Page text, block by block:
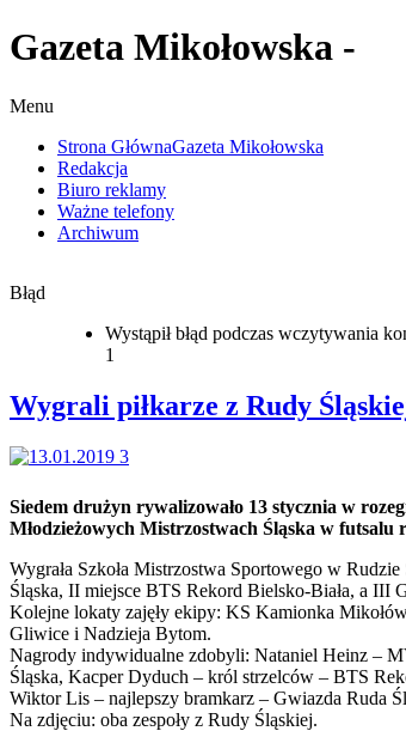
Gazeta Mikołowska -
Menu
Strona GłównaGazeta Mikołowska
Redakcja
Biuro reklamy
Ważne telefony
Archiwum
Błąd
Wystąpił błąd podczas wczytywania
1
Wygrali piłkarze z Rudy
Siedem drużyn rywalizowało 13 stycznia w
Młodzieżowych Mistrzostwach Śląska w futsalu
Wygrała Szkoła Mistrzostwa Sportowego w
Śląska, II miejsce BTS Rekord Bielsko-Biała, a III
Kolejne lokaty zajęły ekipy: KS Kamionka
Gliwice i Nadzieja Bytom.
Nagrody indywidualne zdobyli: Nataniel Heinz –
Śląska, Kacper Dyduch – król strzelców – BTS
Wiktor Lis – najlepszy bramkarz – Gwiazda Ruda
Na zdjęciu: oba zespoły z Rudy Śląskiej.